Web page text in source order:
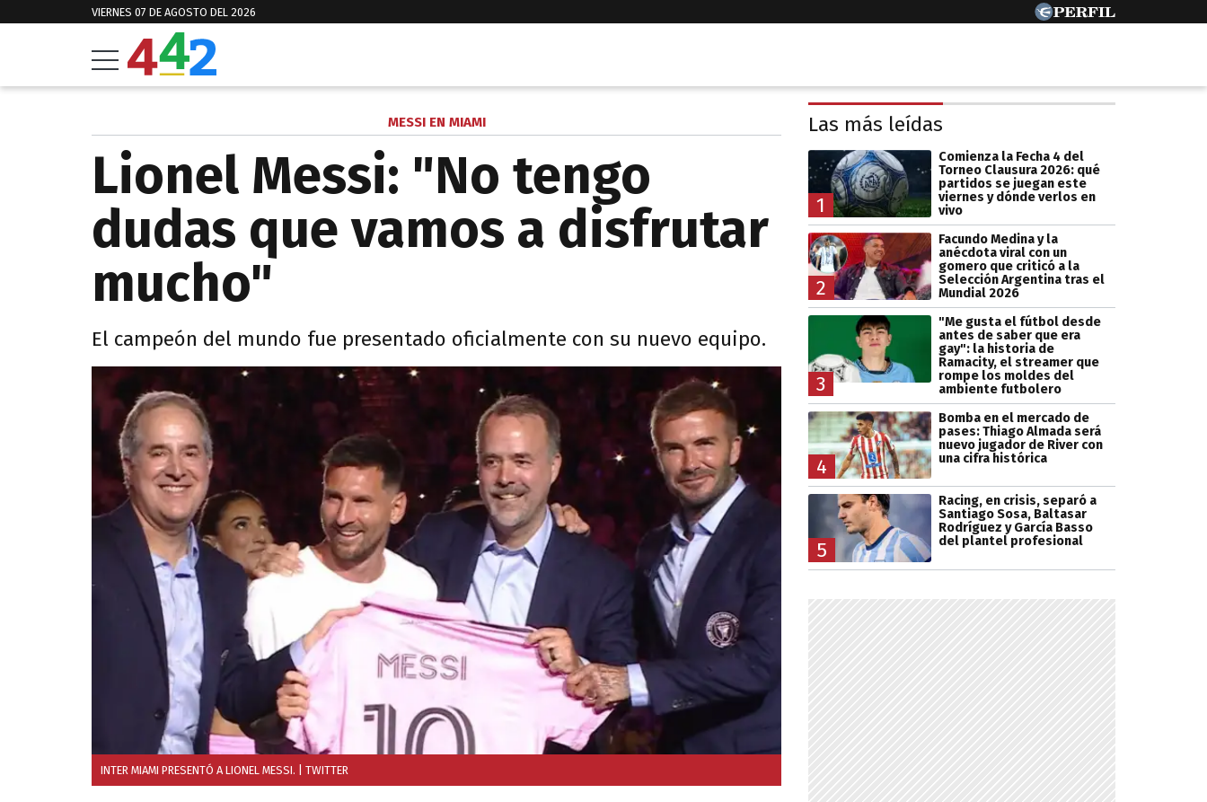
VIERNES 07 DE AGOSTO DEL 2026
MESSI EN MIAMI
Lionel Messi: "No tengo
dudas que vamos a disfrutar
mucho"
El campeón del mundo fue presentado oficialmente con su nuevo equipo.
INTER MIAMI PRESENTÓ A LIONEL MESSI. | TWITTER
Las más leídas
1
Comienza la Fecha 4 del
Torneo Clausura 2026: qué
partidos se juegan este
viernes y dónde verlos en
vivo
2
Facundo Medina y la
anécdota viral con un
gomero que criticó a la
Selección Argentina tras el
Mundial 2026
3
"Me gusta el fútbol desde
antes de saber que era
gay": la historia de
Ramacity, el streamer que
rompe los moldes del
ambiente futbolero
4
Bomba en el mercado de
pases: Thiago Almada será
nuevo jugador de River con
una cifra histórica
5
Racing, en crisis, separó a
Santiago Sosa, Baltasar
Rodríguez y García Basso
del plantel profesional